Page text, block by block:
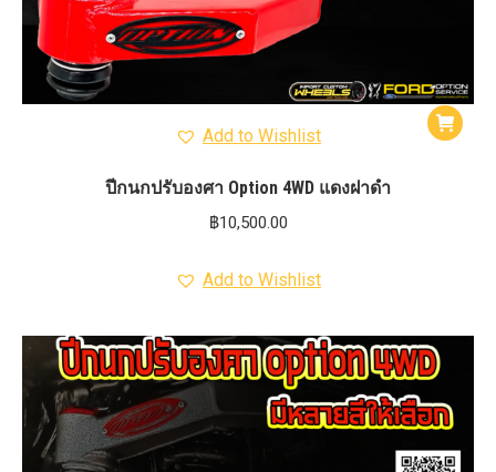
Add to Wishlist
ปีกนกปรับองศา Option 4WD แดงฝาดำ
฿10,500.00
Add to Wishlist